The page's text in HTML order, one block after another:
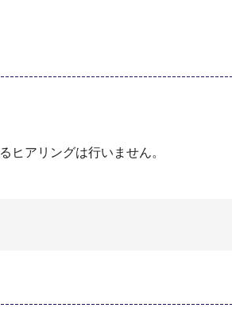
ヒアリングは行いません。